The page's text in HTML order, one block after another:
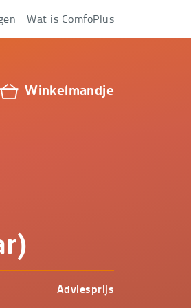
Adviesprijs
Wat is ComfoPlus
Winkelmandje